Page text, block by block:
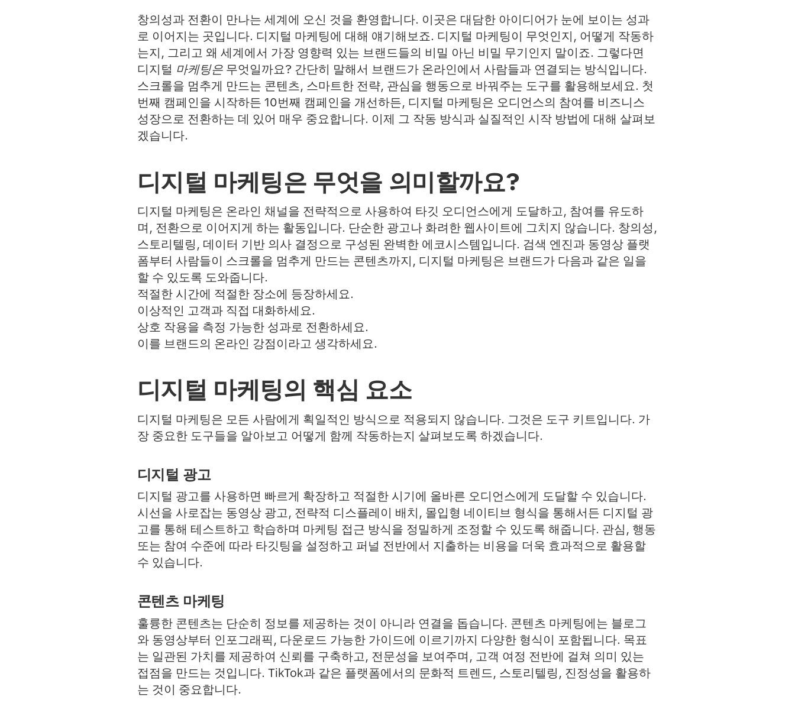
창의성과 전환이 만나는 세계에 오신 것을 환영합니다. 이곳은 대담한 아이디어가 눈에 보이는 성과
로 이어지는 곳입니다. 디지털 마케팅에 대해 얘기해보죠. 디지털 마케팅이 무엇인지, 어떻게 작동하
는지, 그리고 왜 세계에서 가장 영향력 있는 브랜드들의 비밀 아닌 비밀 무기인지 말이죠. 그렇다면
디지털 마케팅은무엇일까요? 간단히 말해서 브랜드가 온라인에서 사람들과 연결되는 방식입니다.
스크롤을 멈추게 만드는 콘텐츠, 스마트한 전략, 관심을 행동으로 바꿔주는 도구를 활용해보세요. 첫
번째 캠페인을 시작하든 10번째 캠페인을 개선하든, 디지털 마케팅은 오디언스의 참여를 비즈니스
성장으로 전환하는 데 있어 매우 중요합니다. 이제 그 작동 방식과 실질적인 시작 방법에 대해 살펴보
겠습니다.
디지털 마케팅은 무엇을 의미할까요?
디지털 마케팅은 온라인 채널을 전략적으로 사용하여 타깃 오디언스에게 도달하고, 참여를 유도하
며, 전환으로 이어지게 하는 활동입니다. 단순한 광고나 화려한 웹사이트에 그치지 않습니다. 창의성,
스토리텔링, 데이터 기반 의사 결정으로 구성된 완벽한 에코시스템입니다. 검색 엔진과 동영상 플랫
폼부터 사람들이 스크롤을 멈추게 만드는 콘텐츠까지, 디지털 마케팅은 브랜드가 다음과 같은 일을
할 수 있도록 도와줍니다.
적절한 시간에 적절한 장소에 등장하세요.
이상적인 고객과 직접 대화하세요.
상호 작용을 측정 가능한 성과로 전환하세요.
이를 브랜드의 온라인 강점이라고 생각하세요.
디지털 마케팅의 핵심 요소
디지털 마케팅은 모든 사람에게 획일적인 방식으로 적용되지 않습니다. 그것은 도구 키트입니다. 가
장 중요한 도구들을 알아보고 어떻게 함께 작동하는지 살펴보도록 하겠습니다.
디지털 광고
디지털 광고를 사용하면 빠르게 확장하고 적절한 시기에 올바른 오디언스에게 도달할 수 있습니다.
시선을 사로잡는 동영상 광고, 전략적 디스플레이 배치, 몰입형 네이티브 형식을 통해서든 디지털 광
고를 통해 테스트하고 학습하며 마케팅 접근 방식을 정밀하게 조정할 수 있도록 해줍니다. 관심, 행동
또는 참여 수준에 따라 타깃팅을 설정하고 퍼널 전반에서 지출하는 비용을 더욱 효과적으로 활용할
수 있습니다.
콘텐츠 마케팅
훌륭한 콘텐츠는 단순히 정보를 제공하는 것이 아니라 연결을 돕습니다. 콘텐츠 마케팅에는 블로그
와 동영상부터 인포그래픽, 다운로드 가능한 가이드에 이르기까지 다양한 형식이 포함됩니다. 목표
는 일관된 가치를 제공하여 신뢰를 구축하고, 전문성을 보여주며, 고객 여정 전반에 걸쳐 의미 있는
접점을 만드는 것입니다. TikTok과 같은 플랫폼에서의 문화적 트렌드, 스토리텔링, 진정성을 활용하
는 것이 중요합니다.